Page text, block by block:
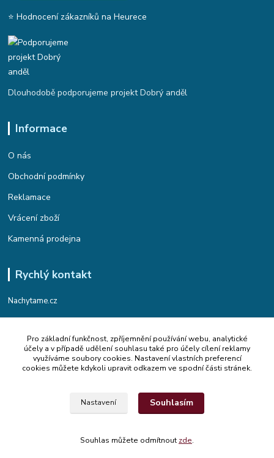
⭐ Hodnocení zákazníků na Heurece
Dlouhodobě podporujeme projekt Dobrý anděl
Informace
O nás
Obchodní podmínky
Reklamace
Vrácení zboží
Kamenná prodejna
Rychlý kontakt
Nachytame.cz
Telefon : +420 774 912 435
(Po-Pá, 9:00-17:00 hod.)
Email : info@nachytame.cz
© 2015 Nachytame.cz
Pro základní funkčnost, zpříjemnění používání webu, analytické
účely a v případě udělení souhlasu také pro účely cílení reklamy
využíváme soubory cookies. Nastavení vlastních preferencí
cookies můžete kdykoli upravit odkazem ve spodní části stránek.
Nastavení Souhlasím
Souhlas můžete odmítnout zde.